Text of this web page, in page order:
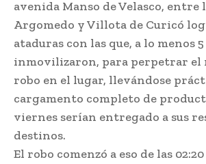
avenida Manso de Velasco, entre
Argomedo y Villota de Curicó
ataduras con las que, a lo menos
inmovilizaron, para perpetrar
robo en el lugar, llevándose
cargamento completo de
viernes serían entregado a sus
destinos.
El robo comenzó a eso de las